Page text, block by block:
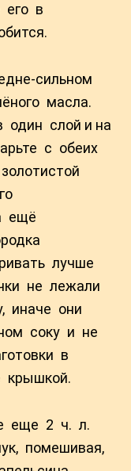
его в
сильном
масла.
слой и на
с обеих
ещё
лучше
не лежали
иначе они
соку и не
в
крышкой.
еще 2 ч. л.
помешивая,